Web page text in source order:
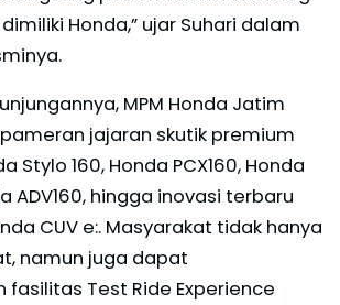
Honda,” ujar Suhari dalam
MPM Honda Jatim
jajaran skutik premium
Stylo 160, Honda PCX160, Honda
ADV160, hingga inovasi terbaru
CUV e:. Masyarakat tidak hanya
namun juga dapat
Test Ride Experience